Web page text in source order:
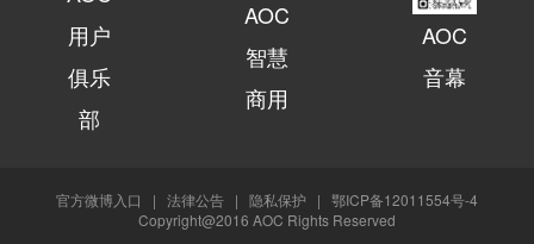
用户
俱乐
部
AOC
智慧
商用
AOC
音幕
官方微博入口 | 法律公告 | 隐私保护 | 鄂ICP备12011554号-4
Copyright@2016 AOC Rights Reserved